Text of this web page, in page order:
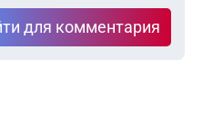
для комментария